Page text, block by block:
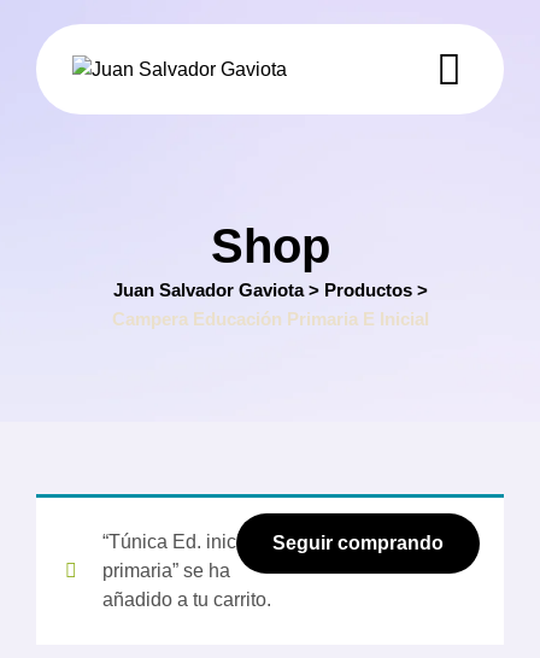
Shop
Juan Salvador Gaviota> Productos>
Campera Educación Primaria E Inicial
“Túnica Ed. inicial y
primaria” se ha
añadido a tu carrito.
Seguir comprando